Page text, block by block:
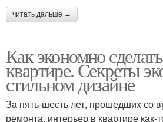
читать дальше →
Как экономно
квартире. Секреты
стильном дизайне
За пять-шесть лет, прошедших со
ремонта, интерьер в квартире как-